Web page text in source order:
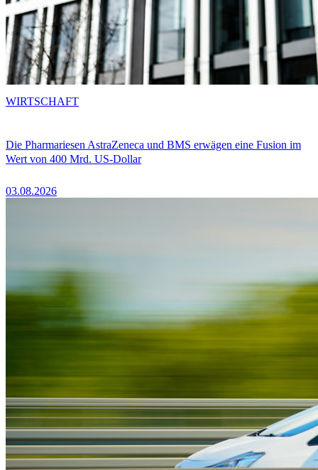
Die Pharmariesen AstraZeneca und BMS erwägen eine Fusion im
Wert von 400 Mrd. US-Dollar
03.08.2026
WIRTSCHAFT